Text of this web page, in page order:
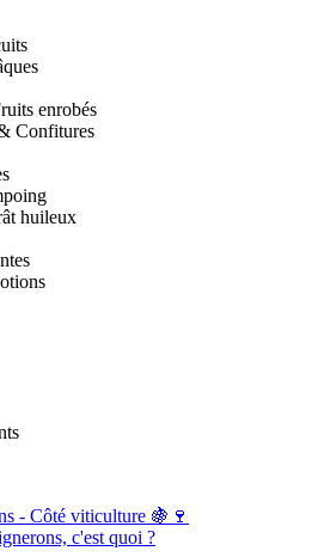
enrobés
Confitures
huileux
- Côté viticulture 🍇🍷
c'est quoi ?